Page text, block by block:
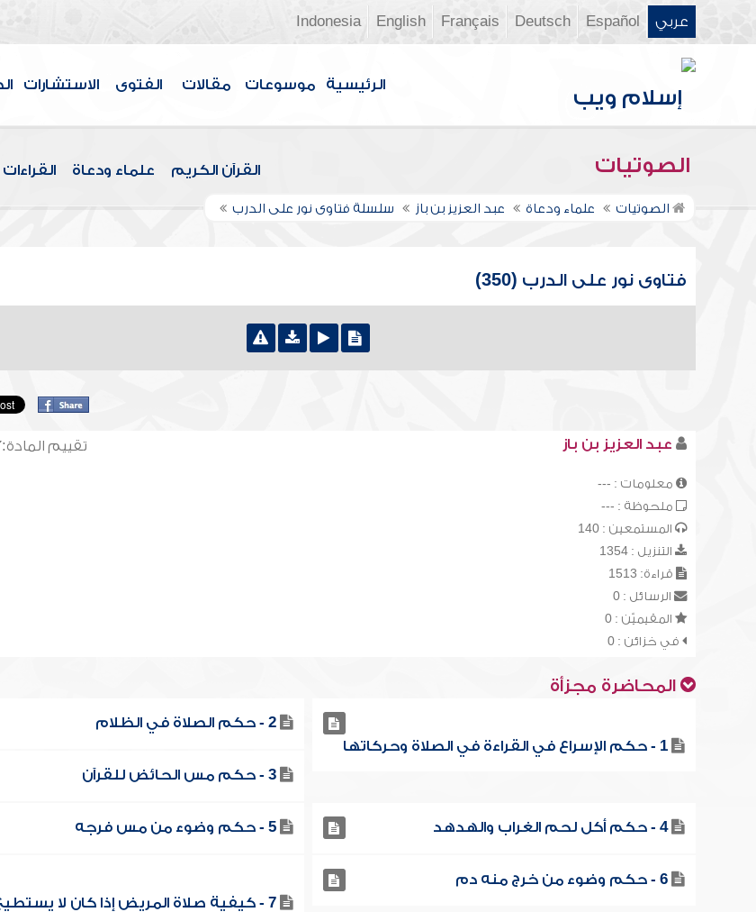
عربي Español
Deutsch
Français
English
Indonesia
الرئيسية موسوعات مقالات الفتوى الاستشارات
الصوتيات القرآن الكريم علماء ودعاة
الصوتيات علماء ودعاة عبد العزيز بن باز سلسلة فتاوى نور على الدرب
فتاوى نور على الدرب (350)
تقييم المادة: عبد العزيز بن باز
معلومات : ---
ملحوظة : ---
المستمعين : 140
التنزيل : 1354
قراءة: 1513
الرسائل : 0
المقيميّن : 0
في خزائن : 0
المحاضرة مجزأة
1 - حكم الإسراع في القراءة في الصلاة وحركاتها
2 - حكم الصلاة في الظلام
3 - حكم مس الحائض للقرآن
4 - حكم أكل لحم الغراب والهدهد 5 - حكم وضوء من مس فرجه
6 - حكم وضوء من خرج منه دم
7 - كيفية صلاة المريض إذا كان لا يستطيع السجود